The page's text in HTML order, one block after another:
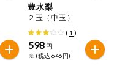
豊水梨
２玉（中玉）
( 1 )
598 円
※ (税込 646円)